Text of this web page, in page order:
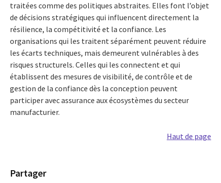
traitées comme des politiques abstraites. Elles font l’objet
de décisions stratégiques qui influencent directement la
résilience, la compétitivité et la confiance. Les
organisations qui les traitent séparément peuvent réduire
les écarts techniques, mais demeurent vulnérables à des
risques structurels. Celles qui les connectent et qui
établissent des mesures de visibilité, de contrôle et de
gestion de la confiance dès la conception peuvent
participer avec assurance aux écosystèmes du secteur
manufacturier.
Haut de page
Partager